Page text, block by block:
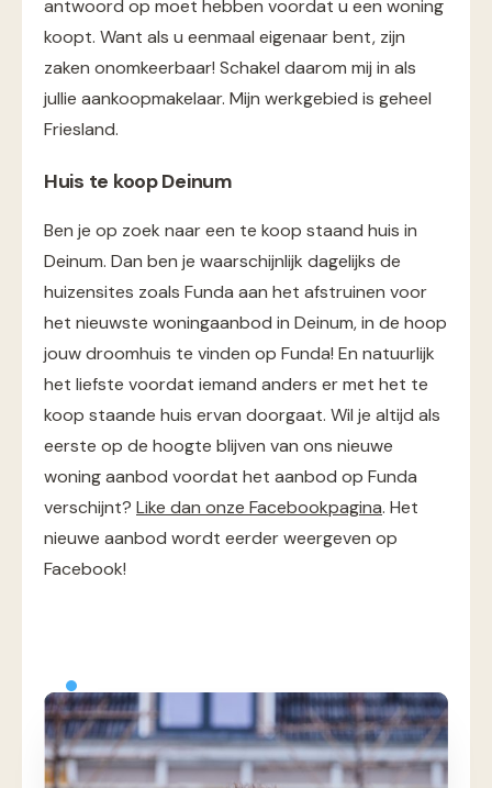
antwoord op moet hebben voordat u een woning
koopt. Want als u eenmaal eigenaar bent, zijn
zaken onomkeerbaar! Schakel daarom mij in als
jullie aankoopmakelaar. Mijn werkgebied is geheel
Friesland.
Huis te koop Deinum
Ben je op zoek naar een te koop staand huis in
Deinum. Dan ben je waarschijnlijk dagelijks de
huizensites zoals Funda aan het afstruinen voor
het nieuwste woningaanbod in Deinum, in de hoop
jouw droomhuis te vinden op Funda! En natuurlijk
het liefste voordat iemand anders er met het te
koop staande huis ervan doorgaat. Wil je altijd als
eerste op de hoogte blijven van ons nieuwe
woning aanbod voordat het aanbod op Funda
verschijnt? Like dan onze Facebookpagina. Het
nieuwe aanbod wordt eerder weergeven op
Facebook!